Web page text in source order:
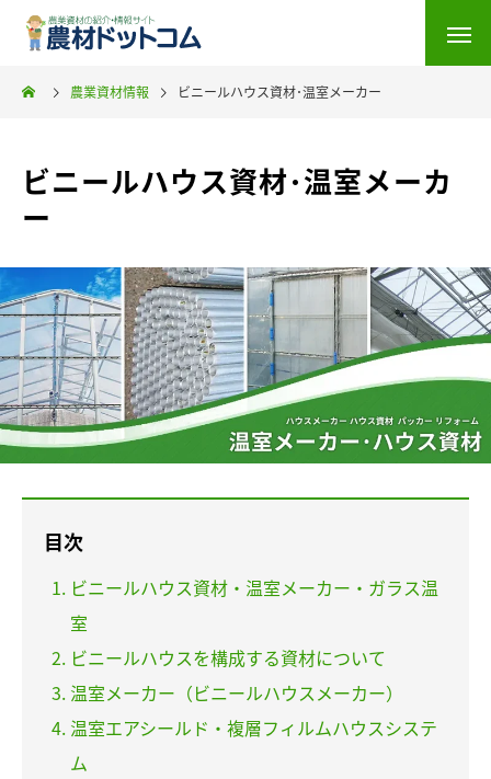
農業資材情報 ビニールハウス資材･温室メーカー
ビニールハウス資材･温室メーカ
ー
目次
ビニールハウス資材・温室メーカー・ガラス温
室
ビニールハウスを構成する資材について
温室メーカー（ビニールハウスメーカー）
温室エアシールド・複層フィルムハウスシステ
ム